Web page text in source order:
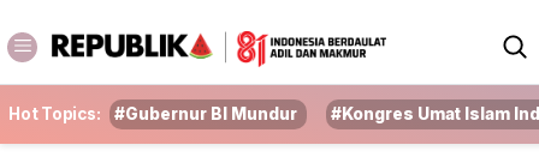
Hot Topics: #Gubernur BI Mundur #Kongres Umat Islam